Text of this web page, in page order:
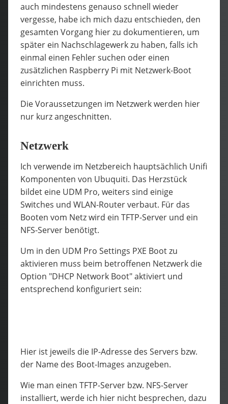
auch mindestens genauso schnell wieder
vergesse, habe ich mich dazu entschieden, den
gesamten Vorgang hier zu dokumentieren, um
später ein Nachschlagewerk zu haben, falls ich
einmal einen Fehler suchen oder einen
zusätzlichen Raspberry Pi mit Netzwerk-Boot
einrichten muss.
Die Voraussetzungen im Netzwerk werden hier
nur kurz angeschnitten.
Netzwerk
Ich verwende im Netzbereich hauptsächlich Unifi
Komponenten von Ubuquiti. Das Herzstück
bildet eine UDM Pro, weiters sind einige
Switches und WLAN-Router verbaut. Für das
Booten vom Netz wird ein TFTP-Server und ein
NFS-Server benötigt.
Um in den UDM Pro Settings PXE Boot zu
aktivieren muss beim betroffenen Netzwerk die
Option "DHCP Network Boot" aktiviert und
entsprechend konfiguriert sein:
Hier ist jeweils die IP-Adresse des Servers bzw.
der Name des Boot-Images anzugeben.
Wie man einen TFTP-Server bzw. NFS-Server
installiert, werde ich hier nicht besprechen, dazu